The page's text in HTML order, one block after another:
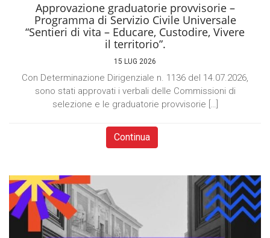
Approvazione graduatorie provvisorie –
Programma di Servizio Civile Universale
“Sentieri di vita – Educare, Custodire, Vivere
il territorio”.
15 LUG 2026
Con Determinazione Dirigenziale n. 1136 del 14.07.2026,
sono stati approvati i verbali delle Commissioni di
selezione e le graduatorie provvisorie […]
Continua